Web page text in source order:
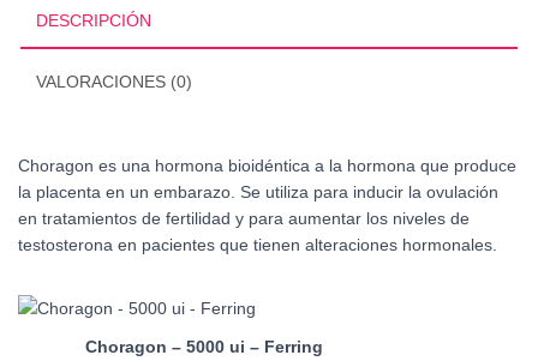
DESCRIPCIÓN
VALORACIONES (0)
Choragon es una hormona bioidéntica a la hormona que produce
la placenta en un embarazo. Se utiliza para inducir la ovulación
en tratamientos de fertilidad y para aumentar los niveles de
testosterona en pacientes que tienen alteraciones hormonales.
Choragon – 5000 ui – Ferring